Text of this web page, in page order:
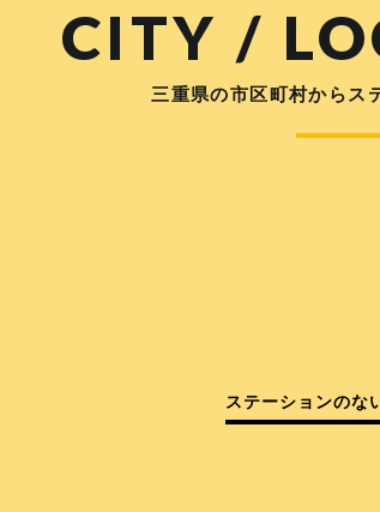
CITY /
三重県の市区町村からス
ステーションのな